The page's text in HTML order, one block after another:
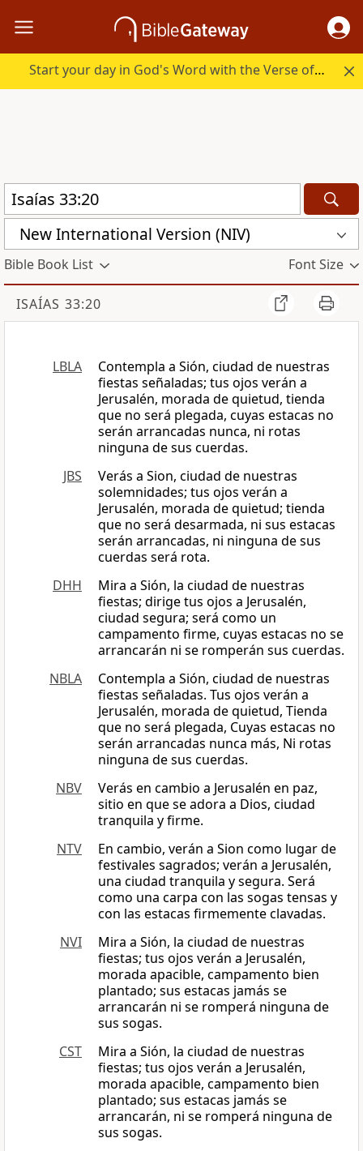
Start your day in God's Word with the Verse of the Day.
New International Version (NIV)
Bible Book List Font Size
ISAÍAS 33:20
LBLA
Contempla a Sión, ciudad de nuestras
fiestas señaladas; tus ojos verán a
Jerusalén, morada de quietud, tienda
que no será plegada, cuyas estacas no
serán arrancadas nunca, ni rotas
ninguna de sus cuerdas.
JBS
Verás a Sion, ciudad de nuestras
solemnidades; tus ojos verán a
Jerusalén, morada de quietud; tienda
que no será desarmada, ni sus estacas
serán arrancadas, ni ninguna de sus
cuerdas será rota.
DHH
Mira a Sión, la ciudad de nuestras
fiestas; dirige tus ojos a Jerusalén,
ciudad segura; será como un
campamento firme, cuyas estacas no se
arrancarán ni se romperán sus cuerdas.
NBLA
Contempla a Sión, ciudad de nuestras
fiestas señaladas. Tus ojos verán a
Jerusalén, morada de quietud, Tienda
que no será plegada, Cuyas estacas no
serán arrancadas nunca más, Ni rotas
ninguna de sus cuerdas.
NBV
Verás en cambio a Jerusalén en paz,
sitio en que se adora a Dios, ciudad
tranquila y firme.
NTV
En cambio, verán a Sion como lugar de
festivales sagrados; verán a Jerusalén,
una ciudad tranquila y segura. Será
como una carpa con las sogas tensas y
con las estacas firmemente clavadas.
NVI
Mira a Sión, la ciudad de nuestras
fiestas; tus ojos verán a Jerusalén,
morada apacible, campamento bien
plantado; sus estacas jamás se
arrancarán ni se romperá ninguna de
sus sogas.
CST
Mira a Sión, la ciudad de nuestras
fiestas; tus ojos verán a Jerusalén,
morada apacible, campamento bien
plantado; sus estacas jamás se
arrancarán, ni se romperá ninguna de
sus sogas.